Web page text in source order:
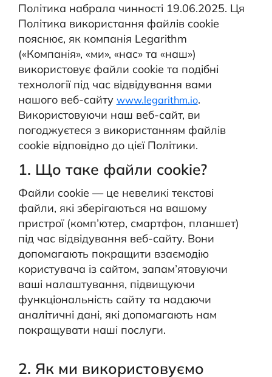
Політика набрала чинності 19.06.2025. Ця
Політика використання файлів cookie
пояснює, як компанія Legarithm
(«Компанія», «ми», «нас» та «наш»)
використовує файли cookie та подібні
технології під час відвідування вами
нашого веб-сайту www.legarithm.io.
Використовуючи наш веб-сайт, ви
погоджуєтеся з використанням файлів
cookie відповідно до цієї Політики.
1. Що таке файли cookie?
Файли cookie — це невеликі текстові
файли, які зберігаються на вашому
пристрої (комп’ютер, смартфон, планшет)
під час відвідування веб-сайту. Вони
допомагають покращити взаємодію
користувача із сайтом, запам’ятовуючи
ваші налаштування, підвищуючи
функціональність сайту та надаючи
аналітичні дані, які допомагають нам
покращувати наші послуги.
2. Як ми використовуємо